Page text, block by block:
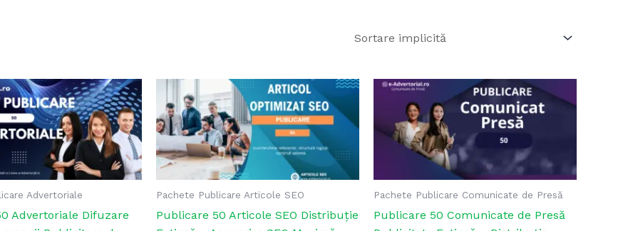
Advertoriale
Advertoriale Difuzare
Pachete Publicare Articole SEO
Publicare 50 Articole SEO Distribuție
Pachete Publicare Comunicate de Presă
Publicare 50 Comunicate de Presă